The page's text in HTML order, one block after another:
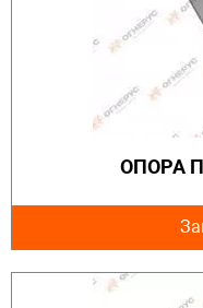
ОПОРА